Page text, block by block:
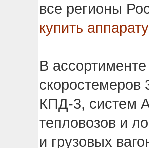
все регионы
купить
В
КПД-3, систем
тепловозов и
и грузовых